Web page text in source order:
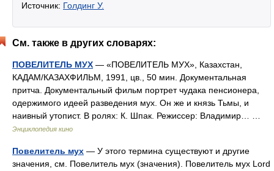
Источник: Голдинг У.
См. также в других словарях:
ПОВЕЛИТЕЛЬ МУХ — «ПОВЕЛИТЕЛЬ МУХ», Казахстан,
КАДАМ/КАЗАХФИЛЬМ, 1991, цв., 50 мин. Документальная
притча. Документальный фильм портрет чудака пенсионера,
одержимого идеей разведения мух. Он же и князь Тьмы, и
наивный утопист. В ролях: К. Шпак. Режиссер: Владимир… …
Энциклопедия кино
Повелитель мух — У этого термина существуют и другие
значения, см. Повелитель мух (значения). Повелитель мух Lord